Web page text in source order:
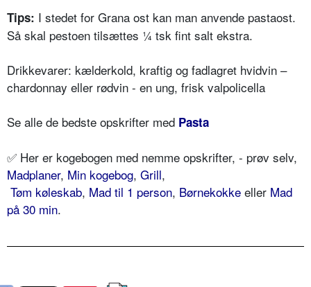
Tips: I stedet for Grana ost kan man anvende pastaost.
Så skal pestoen tilsættes ¼ tsk fint salt ekstra.
Drikkevarer: kælderkold, kraftig og fadlagret hvidvin –
chardonnay eller rødvin - en ung, frisk valpolicella
Se alle de bedste opskrifter med Pasta
✅ Her er kogebogen med nemme opskrifter, - prøv selv,
Madplaner, Min kogebog, Grill,
Tøm køleskab, Mad til 1 person, Børnekokke eller Mad
på 30 min.